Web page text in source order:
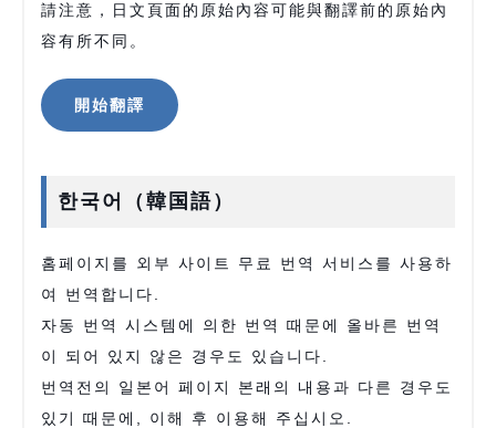
請注意，日文頁面的原始內容可能與翻譯前的原始內
容有所不同。
開始翻譯
한국어（韓国語）
홈페이지를 외부 사이트 무료 번역 서비스를 사용하
여 번역합니다.
자동 번역 시스템에 의한 번역 때문에 올바른 번역
이 되어 있지 않은 경우도 있습니다.
번역전의 일본어 페이지 본래의 내용과 다른 경우도
있기 때문에, 이해 후 이용해 주십시오.